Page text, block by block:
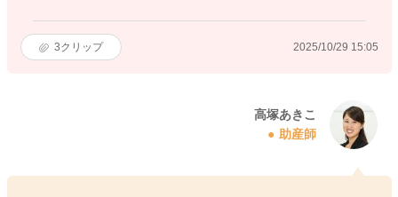
3クリップ 2025/10/29 15:05
高塚あきこ
助産師